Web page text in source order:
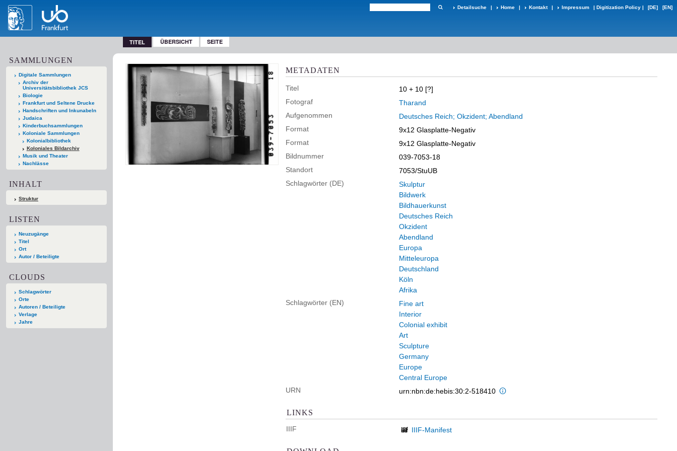
Detailsuche | Home | Kontakt | Impressum | Digitization Policy | [DE] [EN]
TITEL ÜBERSICHT SEITE
SAMMLUNGEN
Digitale Sammlungen
Archiv der
Universitätsbibliothek JCS
Biologie
Frankfurt und Seltene Drucke
Handschriften und Inkunabeln
Judaica
Kinderbuchsammlungen
Koloniale Sammlungen
Kolonialbibliothek
Koloniales Bildarchiv
Musik und Theater
Nachlässe
INHALT
Struktur
LISTEN
Neuzugänge
Titel
Ort
Autor / Beteiligte
CLOUDS
Schlagwörter
Orte
Autoren / Beteiligte
Verlage
Jahre
METADATEN
Titel
10 + 10 [?]
Fotograf
Tharand
Aufgenommen
Deutsches Reich; Okzident; Abendland
Format
9x12 Glasplatte-Negativ
Format
9x12 Glasplatte-Negativ
Bildnummer
039-7053-18
Standort
7053/StuUB
Schlagwörter (DE)
Skulptur
Bildwerk
Bildhauerkunst
Deutsches Reich
Okzident
Abendland
Europa
Mitteleuropa
Deutschland
Köln
Afrika
Schlagwörter (EN)
Fine art
Interior
Colonial exhibit
Art
Sculpture
Germany
Europe
Central Europe
URN
urn:nbn:de:hebis:30:2-518410
LINKS
IIIF IIIF-Manifest